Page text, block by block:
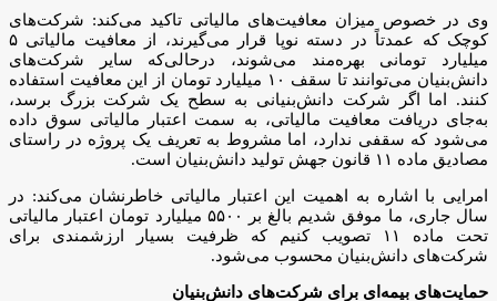
وی در خصوص میزان معافیت‌های مالیاتی تاکید می‌کند: شرکت‌های
کوچک که عمدتاً در دسته نوپا قرار می‌گیرند، از معافیت مالیاتی ۵
میلیارد تومانی بهره‌مند می‌شوند، درحالی‌که سایر شرکت‌های
دانش‌بنیان می‌توانند تا سقف ۱۰ میلیارد تومان از این معافیت استفاده
کنند. اما اگر شرکت دانش‌بنیانی به سطح یک شرکت بزرگ برسد،
به‌جای دریافت معافیت مالیاتی، به سمت اعتبار مالیاتی سوق داده
می‌شود که سقفی ندارد، اما مشروط به تعریف یک پروژه در راستای
مصادیق ماده ۱۱ قانون جهش تولید دانش‌بنیان است.
امرایی با اشاره به اهمیت این اعتبار مالیاتی خاطرنشان می‌کند: در
سال جاری، ما موفق شدیم بالغ بر ۵۵۰۰ میلیارد تومان اعتبار مالیاتی
تحت ماده ۱۱ تصویب کنیم که ظرفیت بسیار ارزشمندی برای
شرکت‌های دانش‌بنیان محسوب می‌شود.
حمایت‌های بیمه‌ای برای شرکت‌های دانش‌بنیان